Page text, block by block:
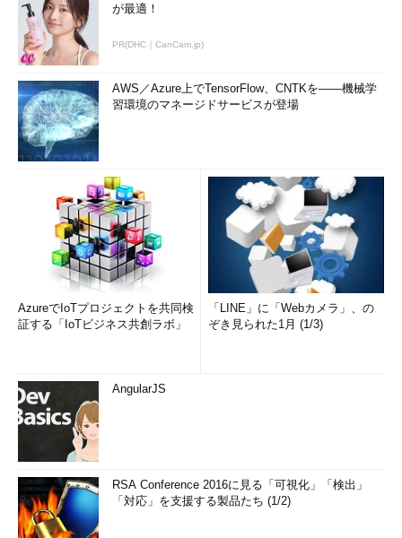
が最適！
PR(DHC｜CanCam.jp)
AWS／Azure上でTensorFlow、CNTKを――機械学
習環境のマネージドサービスが登場
AzureでIoTプロジェクトを共同検
証する「IoTビジネス共創ラボ」
「LINE」に「Webカメラ」、の
ぞき見られた1月 (1/3)
AngularJS
RSA Conference 2016に見る「可視化」「検出」
「対応」を支援する製品たち (1/2)